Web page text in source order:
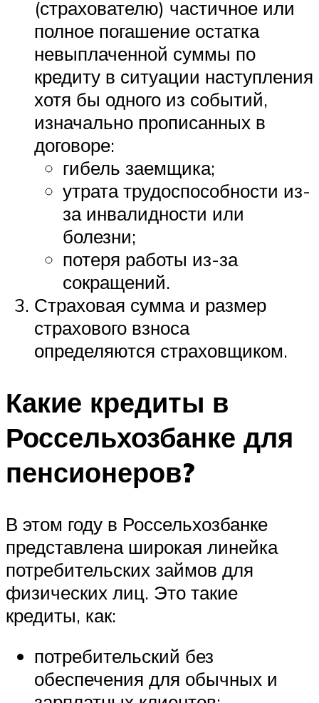
(страхователю) частичное или
полное погашение остатка
невыплаченной суммы по
кредиту в ситуации наступления
хотя бы одного из событий,
изначально прописанных в
договоре:
гибель заемщика;
утрата трудоспособности из-
за инвалидности или
болезни;
потеря работы из-за
сокращений.
Страховая сумма и размер
страхового взноса
определяются страховщиком.
Какие кредиты в
Россельхозбанке для
пенсионеров?
В этом году в Россельхозбанке
представлена широкая линейка
потребительских займов для
физических лиц. Это такие
кредиты, как:
потребительский без
обеспечения для обычных и